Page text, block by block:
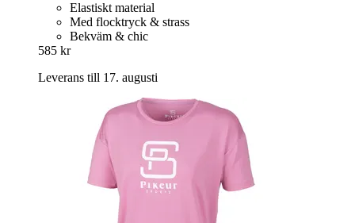
Elastiskt material
Med flocktryck & strass
Bekväm & chic
585 kr
Leverans till 17. augusti